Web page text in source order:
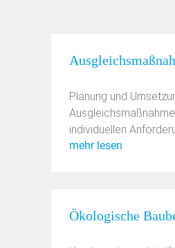
Planung und
individuellen
mehr lesen
Ökologische